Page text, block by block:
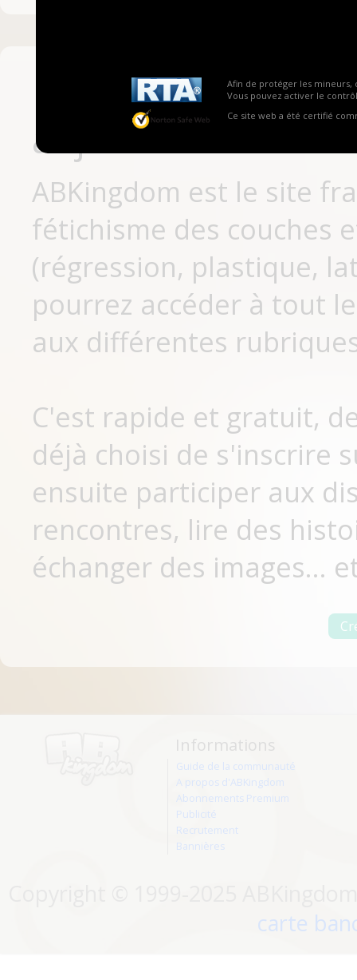
Afin de protéger les mineurs,
Vous pouvez activer le
Ce site web a été certifié
Pas encore
aujourd'hui
ABKingdom est le site
fétichisme des couches
(régression, plastique,
pourrez accéder à tout
aux différentes
C'est rapide et gratuit,
déjà choisi de s'inscrire
ensuite participer aux
rencontres, lire des
échanger des images...
Informations
Guide de la communauté
A propos d'ABKingdom
Abonnements Premium
Publicité
Recrutement
Bannières
carte